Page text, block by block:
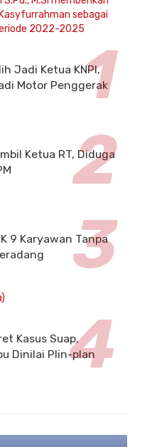
Jadi Ketua KNPI,
Motor Penggerak
Ketua RT, Diduga
9 Karyawan Tanpa
Kasus Suap,
Dinilai Plin-plan